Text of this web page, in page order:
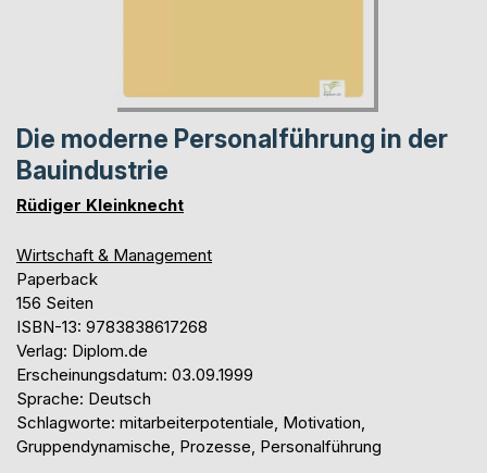
Die moderne Personalführung in der
Bauindustrie
Rüdiger Kleinknecht
Wirtschaft & Management
Paperback
156 Seiten
ISBN-13: 9783838617268
Verlag: Diplom.de
Erscheinungsdatum: 03.09.1999
Sprache: Deutsch
Schlagworte: mitarbeiterpotentiale, Motivation,
Gruppendynamische, Prozesse, Personalführung